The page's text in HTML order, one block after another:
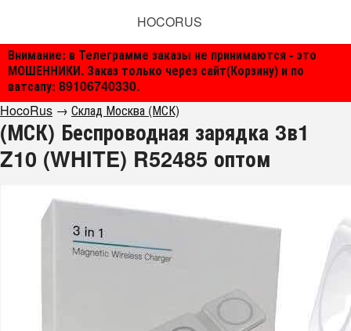
Внимание: в Телеграмме заказы не принимаются - это
МОШЕННИКИ. Заказ только через сайт(Корзину) и по
ватсапу: 89106740330.
HOCORUS
HocoRus → Склад Москва (МСК)
(МСК) Беспроводная зарядка 3в1
Z10 (WHITE) R52485 оптом